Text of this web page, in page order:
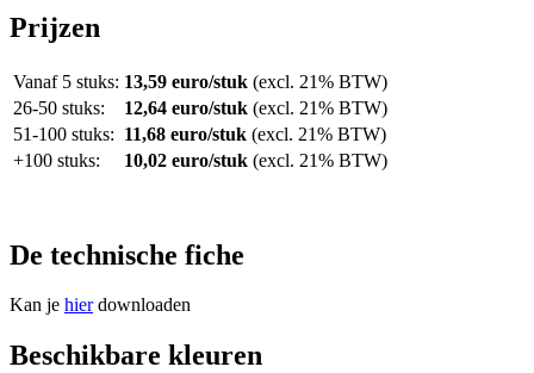
Prijzen
Vanaf 5 stuks: 13,59 euro/stuk (excl. 21% BTW)
26-50 stuks:
12,64 euro/stuk (excl. 21% BTW)
51-100 stuks: 11,68 euro/stuk (excl. 21% BTW)
+100 stuks:
10,02 euro/stuk (excl. 21% BTW)
De technische fiche
Kan je hierdownloaden
Beschikbare kleuren